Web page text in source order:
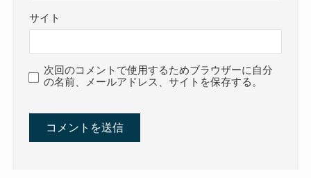
サイト
次回のコメントで使用するためブラウザーに自分
の名前、メールアドレス、サイトを保存する。